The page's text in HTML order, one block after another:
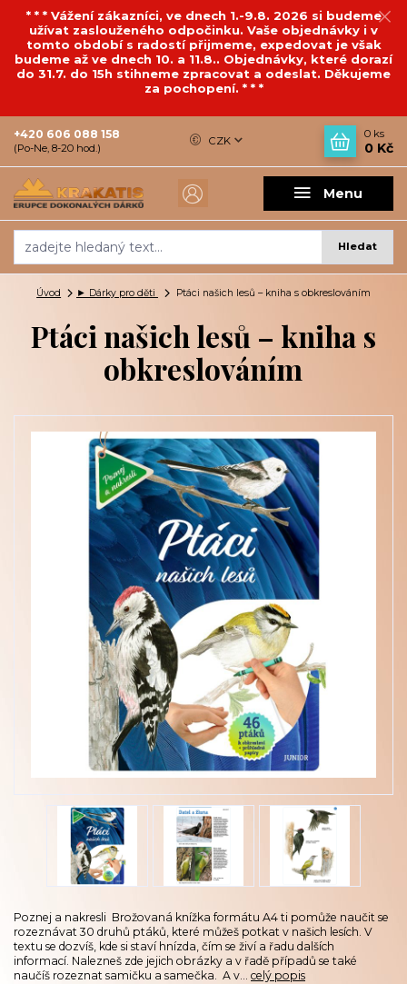
* * * Vážení zákazníci, ve dnech 1.-9.8. 2026 si budeme
užívat zaslouženého odpočinku. Vaše objednávky i v
tomto období s radostí přijmeme, expedovat je však
budeme až ve dnech 10. a 11.8.. Objednávky, které dorazí
do 31.7. do 15h stihneme zpracovat a odeslat. Děkujeme
za pochopení. * * *
Menu
CZK
Hledat
+420 606 088 158
(Po-Ne, 8-20 hod.)
0 ks
0 Kč
Úvod ► Dárky pro děti Ptáci našich lesů – kniha s obkreslováním
Ptáci našich lesů – kniha s
obkreslováním
Poznej a nakresli Brožovaná knížka formátu A4 ti pomůže naučit se
rozeznávat 30 druhů ptáků, které můžeš potkat v našich lesích. V
textu se dozvíš, kde si staví hnízda, čím se živí a řadu dalších
informací. Nalezneš zde jejich obrázky a v řadě případů se také
naučíš rozeznat samičku a samečka. A v... celý popis